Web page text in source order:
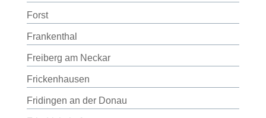
Forst
Frankenthal
Freiberg am Neckar
Frickenhausen
Fridingen an der Donau